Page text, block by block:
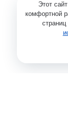
Этот
комфортной